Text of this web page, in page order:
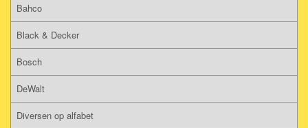
Bahco
Black & Decker
Bosch
DeWalt
Diversen op alfabet